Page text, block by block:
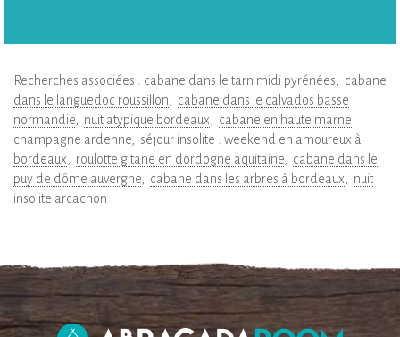
Recherches associées : cabane dans le tarn midi pyrénées
cabane
dans le languedoc roussillon
cabane dans le calvados basse
normandie
nuit atypique bordeaux
cabane en haute marne
champagne ardenne
séjour insolite : weekend en amoureux à
bordeaux
roulotte gitane en dordogne aquitaine
cabane dans le
puy de dôme auvergne
cabane dans les arbres à bordeaux
nuit
insolite arcachon